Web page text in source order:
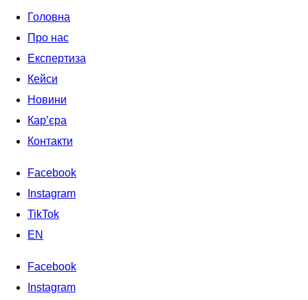
Головна
Про нас
Експертиза
Кейси
Новини
Кар’єра
Контакти
Facebook
Instagram
TikTok
EN
Facebook
Instagram